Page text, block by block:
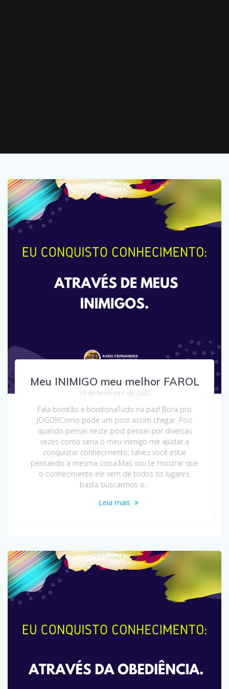
Meu INIMIGO meu melhor FAROL
16 de fevereiro de 2021
Fala bonitão e bonitonaTudo na paz! Bora pro
JOGO!!!Como pode um post assim chegar. Pois
quando pensei neste post pensei por diversas
vezes como seria o meu inimigo me ajudar a
conquistar conhecimento, talvez você estar
pensando a mesma coisa.Mas vou te mostrar que
o conhecimento ele vem de todos os lugares,
basta buscarmos o…
Leia mais